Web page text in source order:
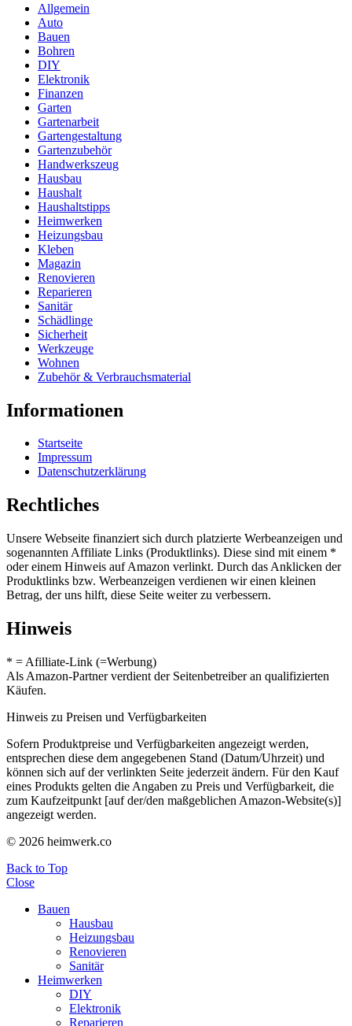
Allgemein
Auto
Bauen
Bohren
DIY
Elektronik
Finanzen
Garten
Gartenarbeit
Gartengestaltung
Gartenzubehör
Handwerkszeug
Hausbau
Haushalt
Haushaltstipps
Heimwerken
Heizungsbau
Kleben
Magazin
Renovieren
Reparieren
Sanitär
Schädlinge
Sicherheit
Werkzeuge
Wohnen
Zubehör & Verbrauchsmaterial
Informationen
Startseite
Impressum
Datenschutzerklärung
Rechtliches
Unsere Webseite finanziert sich durch platzierte Werbeanzeigen und
sogenannten Affiliate Links (Produktlinks). Diese sind mit einem *
oder einem Hinweis auf Amazon verlinkt. Durch das Anklicken der
Produktlinks bzw. Werbeanzeigen verdienen wir einen kleinen
Betrag, der uns hilft, diese Seite weiter zu verbessern.
Hinweis
* = Afilliate-Link (=Werbung)
Als Amazon-Partner verdient der Seitenbetreiber an qualifizierten
Käufen.
Hinweis zu Preisen und Verfügbarkeiten
Sofern Produktpreise und Verfügbarkeiten angezeigt werden,
entsprechen diese dem angegebenen Stand (Datum/Uhrzeit) und
können sich auf der verlinkten Seite jederzeit ändern. Für den Kauf
eines Produkts gelten die Angaben zu Preis und Verfügbarkeit, die
zum Kaufzeitpunkt [auf der/den maßgeblichen Amazon-Website(s)]
angezeigt werden.
© 2026 heimwerk.co
Back to Top
Close
Bauen
Hausbau
Heizungsbau
Renovieren
Sanitär
Heimwerken
DIY
Elektronik
Reparieren